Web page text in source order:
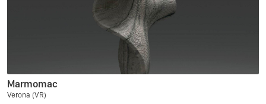
Marmomac
Verona (VR)